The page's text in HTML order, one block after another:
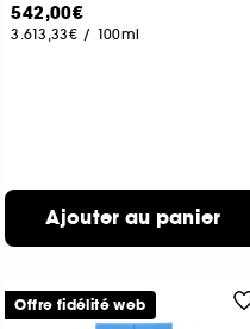
542,00€
3.613,33€ / 100ml
Ajouter au panier
Offre fidélité web